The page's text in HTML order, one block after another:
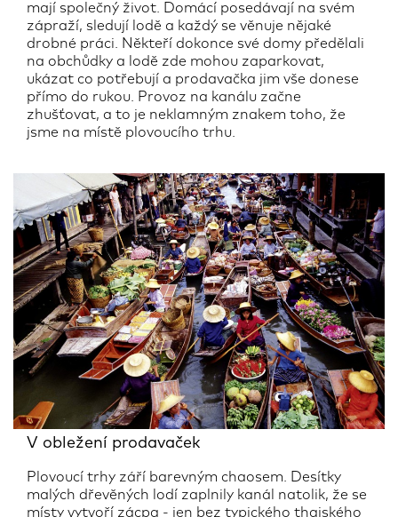
mají společný život. Domácí posedávají na svém
zápraží, sledují lodě a každý se věnuje nějaké
drobné práci. Někteří dokonce své domy předělali
na obchůdky a lodě zde mohou zaparkovat,
ukázat co potřebují a prodavačka jim vše donese
přímo do rukou. Provoz na kanálu začne
zhušťovat, a to je neklamným znakem toho, že
jsme na místě plovoucího trhu.
V obležení prodavaček
Plovoucí trhy září barevným chaosem. Desítky
malých dřevěných lodí zaplnily kanál natolik, že se
místy vytvoří zácpa - jen bez typického thajského